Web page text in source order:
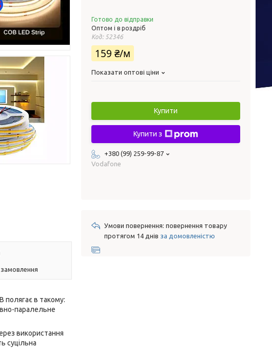
полягає в такому:
паралельне
використання
суцільна
Готово до відправки
Оптом і в роздріб
Код: 52346
159 ₴/м
Показати оптові ціни
Купити
Купити з
+380 (99) 259-99-87
Vodafone
повернення товару
протягом 14 днів за домовленістю